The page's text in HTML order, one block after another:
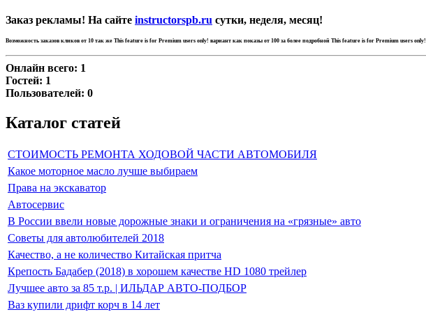
Заказ рекламы! На сайте instructorspb.ru сутки, неделя, месяц!
Возможность заказов кликов от 10 так же This feature is for Premium users only! вариант как показы от 100 за более подробной This feature is for Premium users only!
Онлайн всего: 1
Гостей: 1
Пользователей: 0
Каталог статей
СТОИМОСТЬ РЕМОНТА ХОДОВОЙ ЧАСТИ АВТОМОБИЛЯ
Какое моторное масло лучше выбираем
Права на экскаватор
Автосервис
В России ввели новые дорожные знаки и ограничения на «грязные» авто
Советы для автолюбителей 2018
Качество, а не количество Китайская притча
Крепость Бадабер (2018) в хорошем качестве HD 1080 трейлер
Лучшее авто за 85 т.р. | ИЛЬДАР АВТО-ПОДБОР
Ваз купили дрифт корч в 14 лет